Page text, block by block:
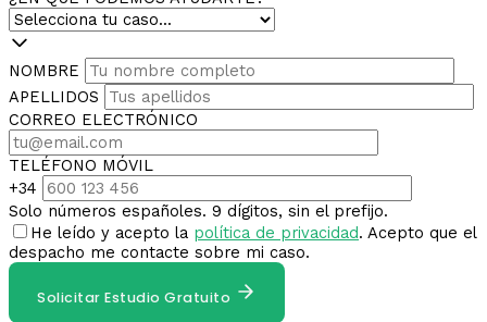
NOMBRE
APELLIDOS
CORREO ELECTRÓNICO
TELÉFONO MÓVIL
+34
Solo números españoles. 9 dígitos, sin el prefijo.
He leído y acepto la política de privacidad. Acepto que el
despacho me contacte sobre mi caso.
Solicitar Estudio Gratuito